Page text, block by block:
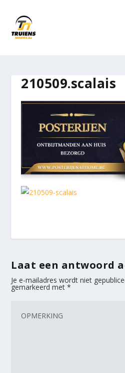
210509.scalais
Laat een antwoord
Je e-mailadres wordt niet
gemarkeerd met*